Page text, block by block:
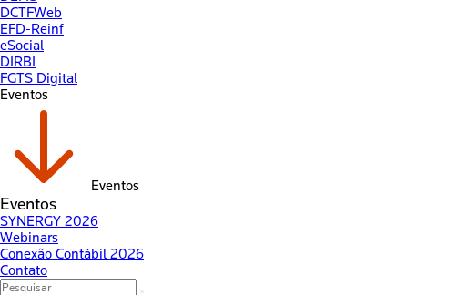
DCTFWeb
EFD-Reinf
eSocial
DIRBI
FGTS Digital
Eventos
Eventos
Eventos
SYNERGY 2026
Webinars
Conexão Contábil 2026
Contato